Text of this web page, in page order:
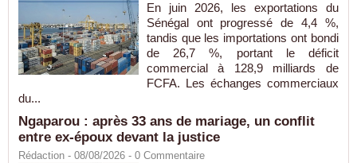
En juin 2026, les exportations du
Sénégal ont progressé de 4,4 %,
tandis que les importations ont bondi
de 26,7 %, portant le déficit
commercial à 128,9 milliards de
FCFA. Les échanges commerciaux
du...
Ngaparou : après 33 ans de mariage, un conflit
entre ex-époux devant la justice
Rédaction - 08/08/2026 - 0 Commentaire